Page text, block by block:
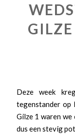
Deze week
tegenstander op
Gilze 1 waren
dus een stevig